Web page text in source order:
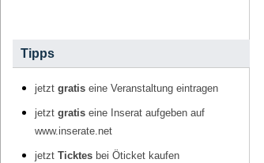
Tipps
jetzt gratis eine Veranstaltung eintragen
jetzt gratis eine Inserat aufgeben auf
www.inserate.net
jetzt Ticktes bei Öticket kaufen